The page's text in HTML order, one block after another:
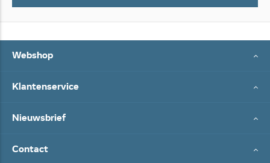
Webshop
Klantenservice
Nieuwsbrief
Contact